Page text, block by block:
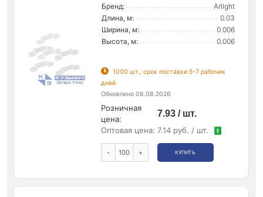
Бренд:
Arlight
Длина, м:
0.03
Ширина, м:
0.006
Высота, м:
0.006
1000 шт., срок поставки 5-7 рабочих
дней
Обновлено 08.08.2026
Розничная
цена:
7.93 / шт.
Оптовая цена: 7.14 руб. / шт. !
- + КУПИТЬ